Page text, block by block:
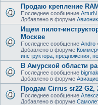
Продаю крепление
Последнее сообщение ArturN
Добавлено в форуме
Ищем пилот-
Москве
Последнее сообщение Andro
Добавлено в форуме
инструктора, предложения,
В Амурской области
Последнее сообщение bigmak
Добавлено в форуме
Продам Cirrus sr22 G2,
Последнее сообщение
Добавлено в форуме